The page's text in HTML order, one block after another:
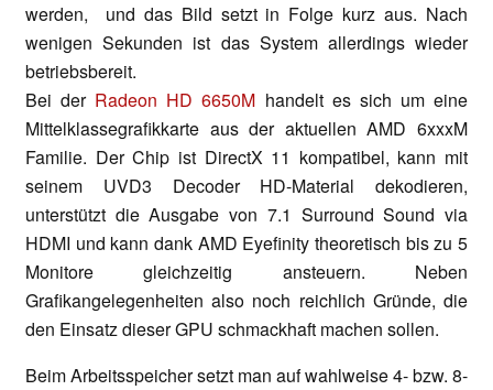
werden, und das Bild setzt in Folge kurz aus. Nach
wenigen Sekunden ist das System allerdings wieder
betriebsbereit.
Bei der Radeon HD 6650M handelt es sich um eine
Mittelklassegrafikkarte aus der aktuellen AMD 6xxxM
Familie. Der Chip ist DirectX 11 kompatibel, kann mit
seinem UVD3 Decoder HD-Material dekodieren,
unterstützt die Ausgabe von 7.1 Surround Sound via
HDMI und kann dank AMD Eyefinity theoretisch bis zu 5
Monitore gleichzeitig ansteuern. Neben
Grafikangelegenheiten also noch reichlich Gründe, die
den Einsatz dieser GPU schmackhaft machen sollen.
Beim Arbeitsspeicher setzt man auf wahlweise 4- bzw. 8-